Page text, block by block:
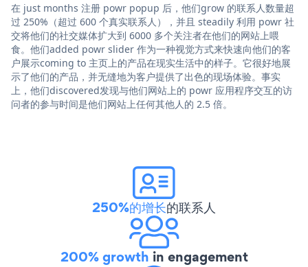
在 just months 注册 powr popup 后，他们grow 的联系人数量超
过 250%（超过 600 个真实联系人），并且 steadily 利用 powr 社
交将他们的社交媒体扩大到 6000 多个关注者在他们的网站上喂
食。他们added powr slider 作为一种视觉方式来快速向他们的客
户展示coming to 主页上的产品在现实生活中的样子。它很好地展
示了他们的产品，并无缝地为客户提供了出色的现场体验。事实
上，他们discovered发现与他们网站上的 powr 应用程序交互的访
问者的参与时间是他们网站上任何其他人的 2.5 倍。
250%的增长的联系人
200% growth in engagement